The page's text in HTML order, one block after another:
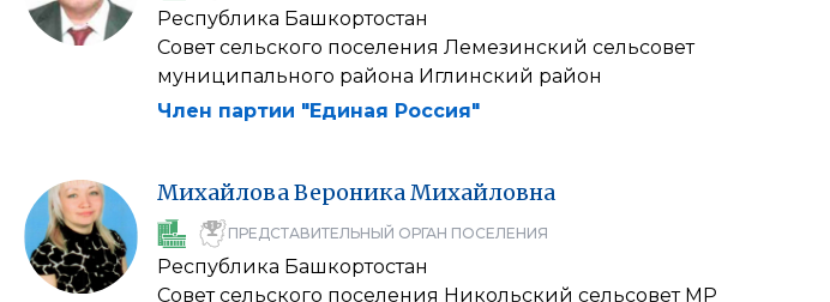
Республика Башкортостан
Совет сельского поселения Лемезинский сельсовет
муниципального района Иглинский район
Член партии "Единая Россия"
МихайловаВероникаМихайловна
ПРЕДСТАВИТЕЛЬНЫЙ ОРГАН ПОСЕЛЕНИЯ
Республика Башкортостан
Совет сельского поселения Никольский сельсовет МР